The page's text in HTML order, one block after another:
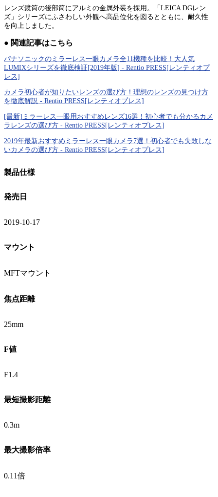
レンズ鏡筒の後部筒にアルミの金属外装を採用。「LEICA DGレン
ズ」シリーズにふさわしい外観へ高品位化を図るとともに、耐久性
を向上しました。
● 関連記事はこちら
パナソニックのミラーレス一眼カメラ全11機種を比較！大人気
LUMIXシリーズを徹底検証[2019年版] - Rentio PRESS[レンティオプ
レス]
カメラ初心者が知りたいレンズの選び方！理想のレンズの見つけ方
を徹底解説 - Rentio PRESS[レンティオプレス]
[最新]ミラーレス一眼用おすすめレンズ16選！初心者でも分かるカメ
ラレンズの選び方 - Rentio PRESS[レンティオプレス]
2019年最新おすすめミラーレス一眼カメラ7選！初心者でも失敗しな
いカメラの選び方 - Rentio PRESS[レンティオプレス]
製品仕様
発売日
2019-10-17
マウント
MFTマウント
焦点距離
25mm
F値
F1.4
最短撮影距離
0.3m
最大撮影倍率
0.11倍